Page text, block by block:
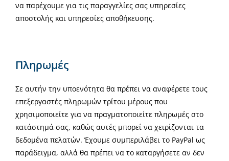
να παρέχουμε για τις παραγγελίες σας υπηρεσίες
αποστολής και υπηρεσίες αποθήκευσης.
Πληρωμές
Σε αυτήν την υποενότητα θα πρέπει να αναφέρετε τους
επεξεργαστές πληρωμών τρίτου μέρους που
χρησιμοποιείτε για να πραγματοποιείτε πληρωμές στο
κατάστημά σας, καθώς αυτές μπορεί να χειρίζονται τα
δεδομένα πελατών. Έχουμε συμπεριλάβει το PayPal ως
παράδειγμα, αλλά θα πρέπει να το καταργήσετε αν δεν